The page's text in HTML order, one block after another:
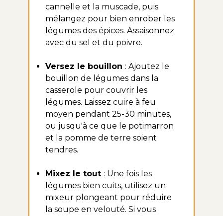
cannelle et la muscade, puis
mélangez pour bien enrober les
légumes des épices. Assaisonnez
avec du sel et du poivre.
Versez le bouillon : Ajoutez le
bouillon de légumes dans la
casserole pour couvrir les
légumes. Laissez cuire à feu
moyen pendant 25-30 minutes,
ou jusqu'à ce que le potimarron
et la pomme de terre soient
tendres.
Mixez le tout : Une fois les
légumes bien cuits, utilisez un
mixeur plongeant pour réduire
la soupe en velouté. Si vous